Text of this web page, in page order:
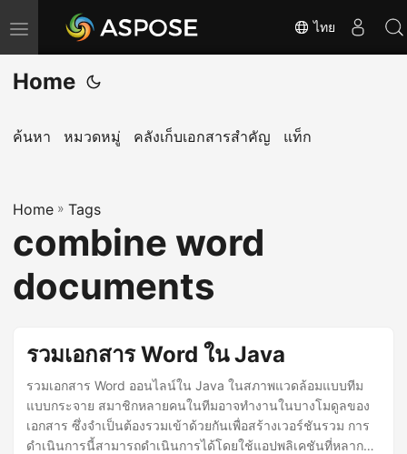
T
o
g
l
a
v
i
g
ไทย
Home
ค้นหา หมวดหมู่ คลังเก็บเอกสารสำคัญ แท็ก
Home » Tags
combine word
documents
รวมเอกสาร Word ใน Java
รวมเอกสาร Word ออนไลน์ใน Java ในสภาพแวดล้อมแบบทีม
แบบกระจาย สมาชิกหลายคนในทีมอาจทำงานในบางโมดูลของ
เอกสาร ซึ่งจำเป็นต้องรวมเข้าด้วยกันเพื่อสร้างเวอร์ชันรวม การ
ดำเนินการนี้สามารถดำเนินการได้โดยใช้แอปพลิเคชันที่หลาก